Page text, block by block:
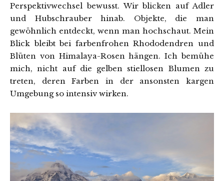
Perspektivwechsel bewusst. Wir blicken auf Adler
und Hubschrauber hinab. Objekte, die man
gewöhnlich entdeckt, wenn man hochschaut. Mein
Blick bleibt bei farbenfrohen Rhododendren und
Blüten von Himalaya-Rosen hängen. Ich bemühe
mich, nicht auf die gelben stiellosen Blumen zu
treten, deren Farben in der ansonsten kargen
Umgebung so intensiv wirken.